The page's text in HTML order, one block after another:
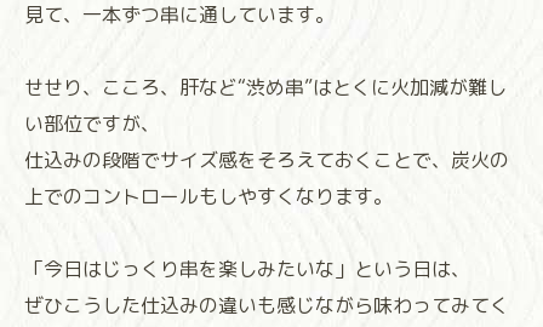
見て、一本ずつ串に通しています。
せせり、こころ、肝など“渋め串”はとくに火加減が難し
い部位ですが、
仕込みの段階でサイズ感をそろえておくことで、炭火の
上でのコントロールもしやすくなります。
「今日はじっくり串を楽しみたいな」という日は、
ぜひこうした仕込みの違いも感じながら味わってみてく